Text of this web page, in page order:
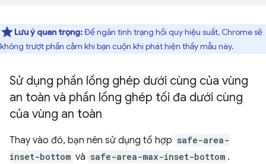
Lưu ý quan trọng:Để ngăn tình trạng hồi quy hiệu suất, Chrome sẽ
không trượt phần cằm khi bạn cuộn khi phát hiện thấy mẫu này.
Sử dụng phần lồng ghép dưới cùng của vùng
an toàn và phần lồng ghép tối đa dưới cùng
của vùng an toàn
Thay vào đó, bạn nên sử dụng tổ hợp safe-area-
inset-bottom và safe-area-max-inset-bottom .